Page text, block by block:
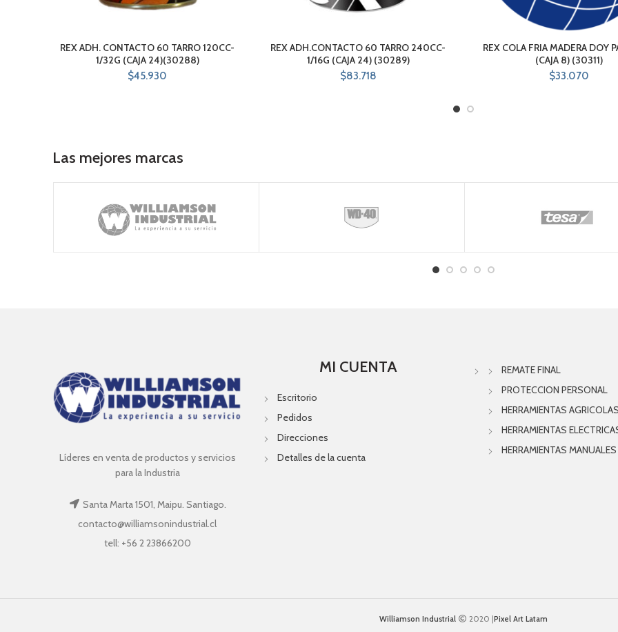
REX ADH. CONTACTO 60 TARRO 120CC-
1/32G (CAJA 24)(30288)
$45.930
REX ADH.CONTACTO 60 TARRO 240CC-
1/16G (CAJA 24) (30289)
$83.718
REX COLA FRIA MADERA DOY
(CAJA 8) (30311)
$33.070
Las mejores marcas
Líderes en venta de productos y servicios
para la Industria
Santa Marta 1501, Maipu. Santiago.
contacto@williamsonindustrial.cl
tell: +56 2 23866200
MI CUENTA
Escritorio
Pedidos
Direcciones
Detalles de la cuenta
REMATE FINAL
PROTECCION PERSONAL
HERRAMIENTAS AGRICOLAS
HERRAMIENTAS
HERRAMIENTAS MANUALES
Williamson Industrial 2020 |Pixel Art Latam